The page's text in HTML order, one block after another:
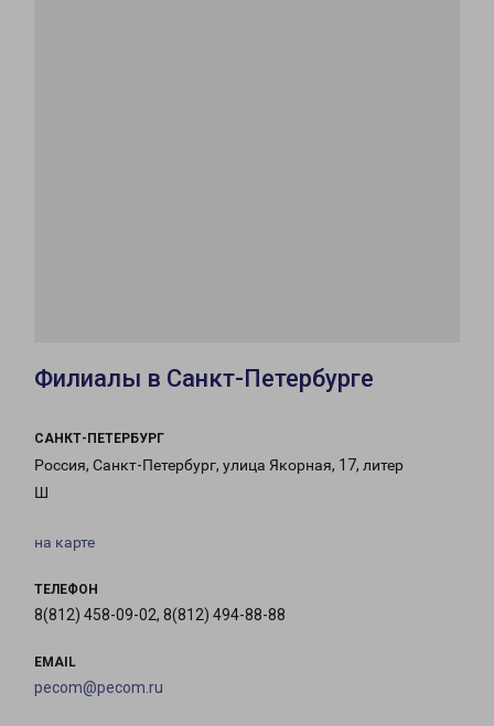
Филиалы в Санкт-Петербурге
САНКТ-ПЕТЕРБУРГ
Россия, Санкт-Петербург, улица Якорная, 17, литер
Ш
на карте
ТЕЛЕФОН
8(812) 458-09-02, 8(812) 494-88-88
EMAIL
pecom@pecom.ru